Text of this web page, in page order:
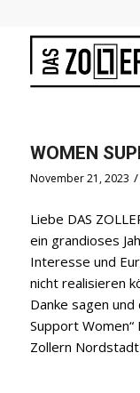
WOMEN
November 21, 2023 /
Liebe DAS
ein grandioses
Interesse und
nicht realisieren
Danke sagen
Support
Zollern